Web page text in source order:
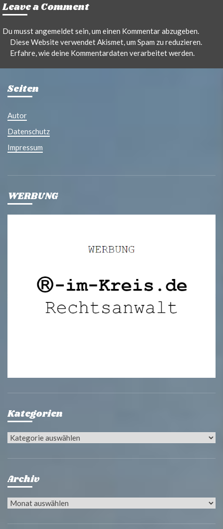
Leave a Comment
Du musstangemeldetsein, um einen Kommentar abzugeben.
Diese Website verwendet Akismet, um Spam zu reduzieren.
Erfahre, wie deine Kommentardaten verarbeitet werden.
Seiten
Autor
Datenschutz
Impressum
WERBUNG
Kategorien
Kategorien
Archiv
Archiv